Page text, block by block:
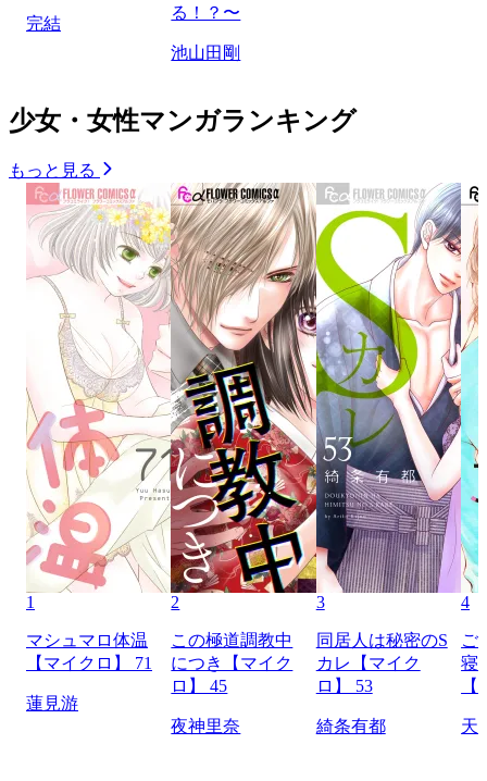
完結
る！？〜
池山田剛
少女・女性マンガランキング
もっと見る
1
マシュマロ体温
【マイクロ】 71
蓮見游
2
この極道調教中
につき【マイク
ロ】 45
夜神里奈
3
同居人は秘密のS
カレ【マイク
ロ】 53
綺条有都
4
ご
寝
天